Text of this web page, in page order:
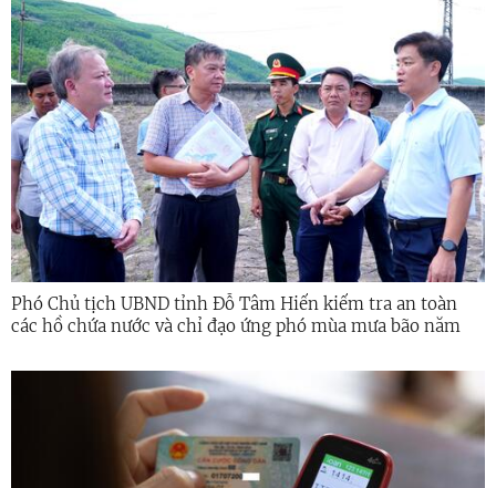
Phó Chủ tịch UBND tỉnh Đỗ Tâm Hiển kiểm tra an toàn
các hồ chứa nước và chỉ đạo ứng phó mùa mưa bão năm